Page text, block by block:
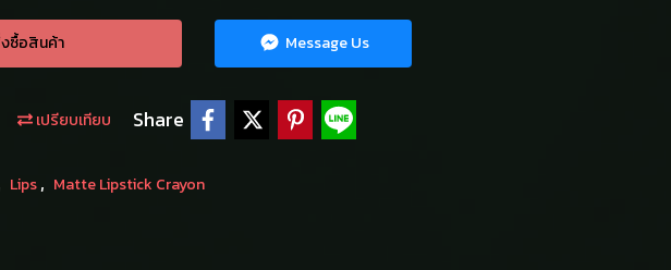
ซื้อสินค้า Message Us
เปรียบเทียบ Share
Lips, Matte Lipstick Crayon